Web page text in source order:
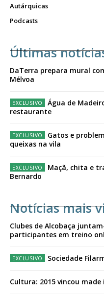
Autárquicas
Podcasts
Últimas
DaTerra prepara mural
Mélvoa
Água de
restaurante
Gatos e
queixas na vila
Maçã, chita e
Bernardo
Notícias mais
Clubes de Alcobaça
participantes em treino
Sociedade
Cultura: 2015 vincou